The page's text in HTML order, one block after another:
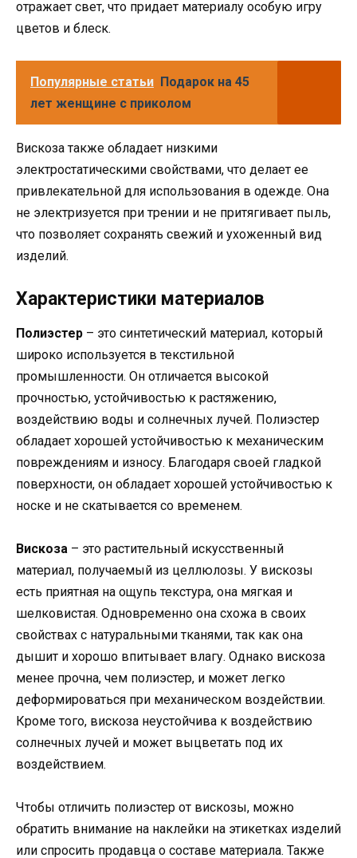
отражает свет, что придает материалу особую игру
цветов и блеск.
Популярные статьи Подарок на 45
лет женщине с приколом
Вискоза также обладает низкими
электростатическими свойствами, что делает ее
привлекательной для использования в одежде. Она
не электризуется при трении и не притягивает пыль,
что позволяет сохранять свежий и ухоженный вид
изделий.
Характеристики материалов
Полиэстер – это синтетический материал, который
широко используется в текстильной
промышленности. Он отличается высокой
прочностью, устойчивостью к растяжению,
воздействию воды и солнечных лучей. Полиэстер
обладает хорошей устойчивостью к механическим
повреждениям и износу. Благодаря своей гладкой
поверхности, он обладает хорошей устойчивостью к
носке и не скатывается со временем.
Вискоза – это растительный искусственный
материал, получаемый из целлюлозы. У вискозы
есть приятная на ощупь текстура, она мягкая и
шелковистая. Одновременно она схожа в своих
свойствах с натуральными тканями, так как она
дышит и хорошо впитывает влагу. Однако вискоза
менее прочна, чем полиэстер, и может легко
деформироваться при механическом воздействии.
Кроме того, вискоза неустойчива к воздействию
солнечных лучей и может выцветать под их
воздействием.
Чтобы отличить полиэстер от вискозы, можно
обратить внимание на наклейки на этикетках изделий
или спросить продавца о составе материала. Также